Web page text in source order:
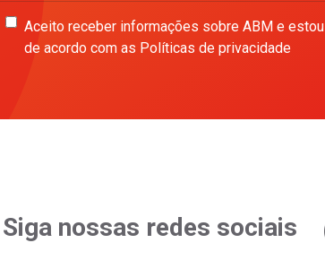
Aceito receber informações sobre ABM e estou
de acordo com as Políticas de privacidade
Siga nossas redes sociais